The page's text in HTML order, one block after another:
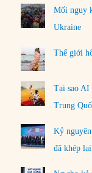
Mối nguy
Ukraine
Thế giới
Tại sao
Trung
Kỷ
đã khép lại